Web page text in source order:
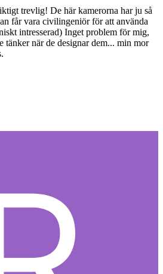
trevlig! De här kamerorna har ju så
får vara civilingeniör för att använda
intresserad) Inget problem för mig,
tänker när de designar dem... min mor